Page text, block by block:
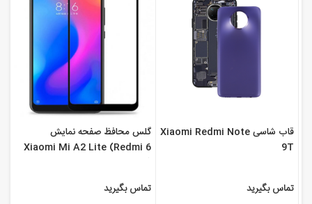
قاب شاسی Xiaomi Redmi Note
9T
تماس بگیرید
گلس محافظ صفحه نمایش
Xiaomi Mi A2 Lite (Redmi 6
Pro)
تماس بگیرید